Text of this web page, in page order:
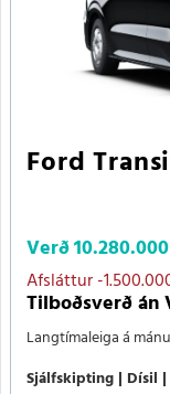
Ford
Verð
Afsláttur-
Tilboðsverð án
Langtímaleiga á
Sjálfskipting Dísil